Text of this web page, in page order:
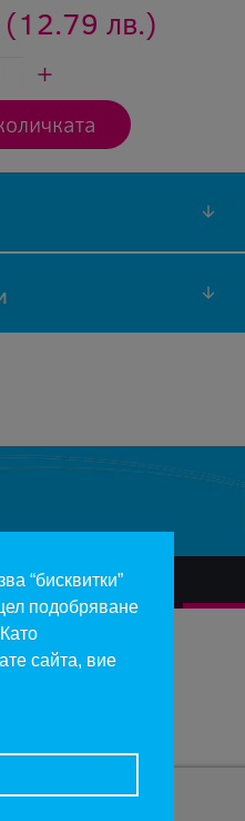
“бисквитки”
подобряване
сайта, вие
(12.79 лв.)
Доставка
за ползване
курс 1 € = 1.95583 лв.
с избрания онлайн магазин, можете